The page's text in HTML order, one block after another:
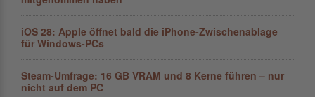
iOS 28: Apple öffnet bald die iPhone-Zwischenablage
für Windows-PCs
Steam-Umfrage: 16 GB VRAM und 8 Kerne führen – nur
nicht auf dem PC